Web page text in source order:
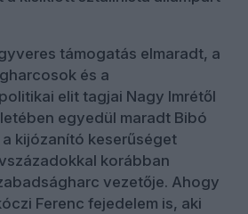
támogatás elmaradt, a
és a
elit tagjai Nagy Imrétől
egyedül maradt Bibó
kijózanító keserűséget
korábban
vezetője. Ahogy
Ferenc fejedelem is, aki